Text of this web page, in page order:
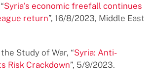
Syria’s economic freefall continues
return”, 16/8/2023, Middle East
Study of War, “Syria: Anti-
Risk Crackdown”, 5/9/2023.